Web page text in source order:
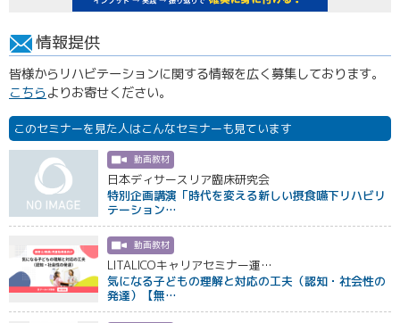
情報提供
皆様からリハビテーションに関する情報を広く募集しております。
こちらよりお寄せください。
このセミナーを見た人はこんなセミナーも見ています
動画教材
日本ディサースリア臨床研究会
特別企画講演「時代を変える新しい摂食嚥下リハビリ
テーション…
動画教材
LITALICOキャリアセミナー運…
気になる子どもの理解と対応の工夫（認知・社会性の
発達）【無…